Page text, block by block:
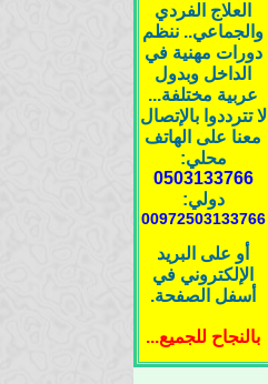
العلاج الفردي
والجماعي.. ننظم
دورات مهنية في
الداخل وبدول
عربية مختلفة...
لا تترددوا بالإتصال
معنا على الهاتف
محلي:
0503133766
دولي:
00972503133766
أو على البريد
الإلكتروني في
أسفل الصفحة.
بالنجاح للجميع...